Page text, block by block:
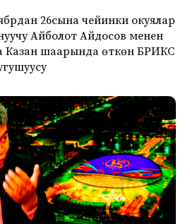
26сына чейинки окуялар
Айболот Айдосов менен
Казан шаарында өткөн БРИКС